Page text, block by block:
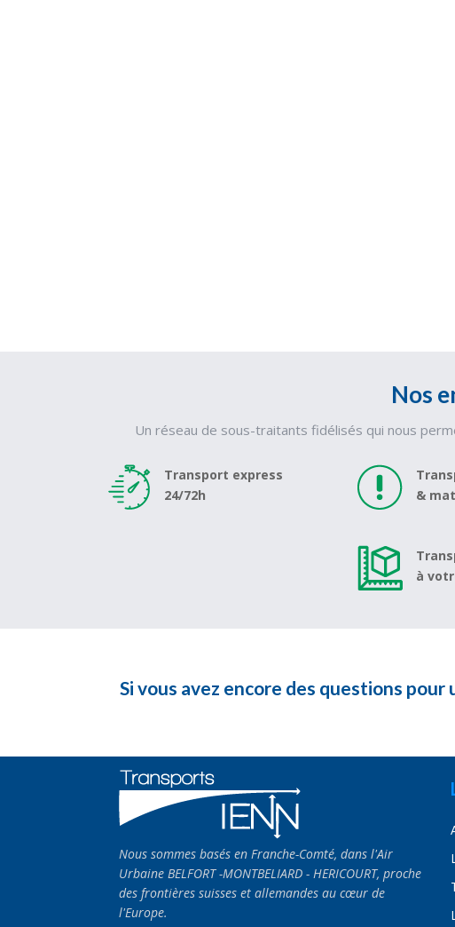
Nos
Un réseau de sous-traitants fidélisés qui nous
Transport express
24/72h
&
à
Si vous avez encore des questions
Nous sommes basés en Franche-Comté, dans l'Air
Urbaine BELFORT -MONTBELIARD - HERICOURT, proche
des frontières suisses et allemandes au cœur de
l'Europe.